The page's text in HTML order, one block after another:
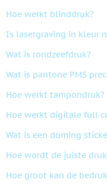
Hoe werkt blinddruk?
Is lasergraving in kleur
Wat is rondzeefdruk?
Wat is pantone PMS
Hoe werkt tampondruk?
Hoe werkt digitale full
Wat is een doming
Hoe wordt de juiste
Hoe groot kan de